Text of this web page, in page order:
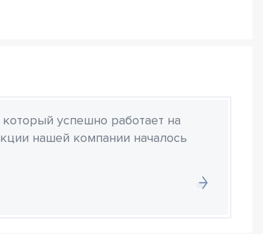
успешно работает на
нашей компании началось